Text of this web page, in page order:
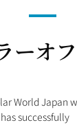
ーオ
World Japan
successfully